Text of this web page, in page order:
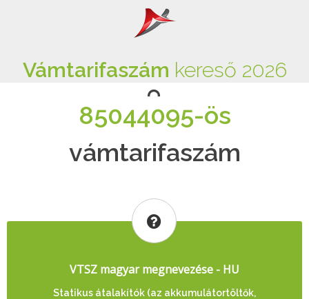
Vámtarifaszám kereső 2026
85044095-ös
vámtarifaszám
VTSZ magyar megnevezése - HU
Statikus átalakítók (az akkumulátortöltők,